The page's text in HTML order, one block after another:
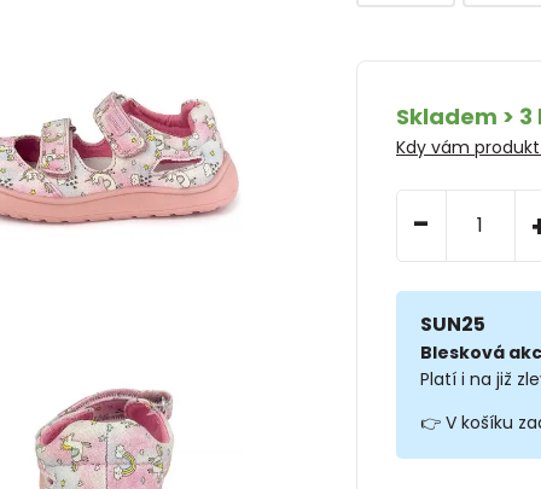
Skladem > 3
Kdy vám
-
SUN25
Blesková
Platí i na již
👉 V košíku